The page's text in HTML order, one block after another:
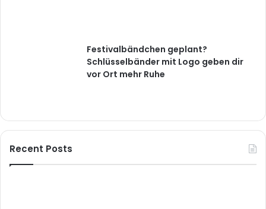
Festivalbändchen geplant?
Schlüsselbänder mit Logo geben dir
vor Ort mehr Ruhe
Recent Posts